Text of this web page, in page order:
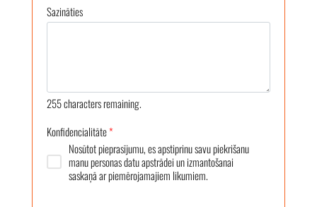
Sazināties
255characters remaining.
Konfidencialitāte*
Nosūtot pieprasījumu, es apstiprinu savu piekrišanu
manu personas datu apstrādei un izmantošanai
saskaņā ar piemērojamajiem likumiem.